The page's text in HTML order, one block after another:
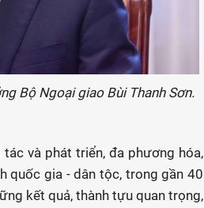
Bộ Ngoại giao Bùi Thanh Sơn.
và phát triển, đa phương hóa,
quốc gia - dân tộc, trong gần 40
kết quả, thành tựu quan trọng,